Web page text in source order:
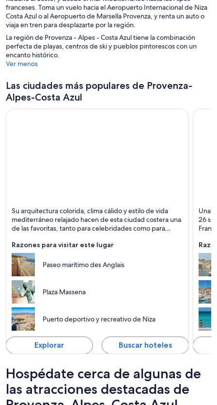
a
a
a
n
a
e
n
a
n
a
v
e
n
t
a
v
e
n
t
a
v
a
v
e
n
t
v
a
e
n
franceses. Toma un vuelo hacia el Aeropuerto Internacional de Niza
Costa Azul o al Aeropuerto de Marsella Provenza, y renta un auto o
viaja en tren para desplazarte por la región.
La región de Provenza - Alpes - Costa Azul tiene la combinación
perfecta de playas, centros de ski y pueblos pintorescos con un
encanto histórico.
Ver menos
Las ciudades más populares de Provenza-
Alpes-Costa Azul
Comidas, Playas y Compras
Su arquitectura colorida, clima cálido y estilo de vida
mediterráneo relajado hacen de esta ciudad costera una
de las favoritas, tanto para celebridades como para
Razones para visitar este lugar
Paseo marítimo des Anglais
Plaza Massena
Puerto deportivo y recreativo de Niza
Explorar Buscar hoteles
Una
26
Hospédate cerca de algunas de
las atracciones destacadas de